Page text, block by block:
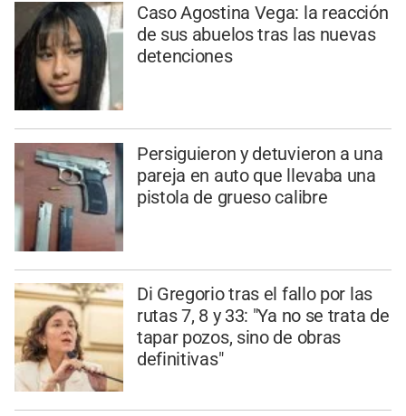
Caso Agostina Vega: la reacción
de sus abuelos tras las nuevas
detenciones
Persiguieron y detuvieron a una
pareja en auto que llevaba una
pistola de grueso calibre
Di Gregorio tras el fallo por las
rutas 7, 8 y 33: "Ya no se trata de
tapar pozos, sino de obras
definitivas"